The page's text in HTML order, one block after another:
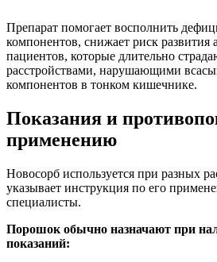
Препарат помогает восполнить
компонентов, снижает риск развития
пациентов, которые длительно
расстройствами, нарушающими
компонентов в тонком кишечнике.
Показания и
применению
Новосорб используется при разных
указывает инструкция по его
специалисты.
Порошок обычно назначают при
показаний: